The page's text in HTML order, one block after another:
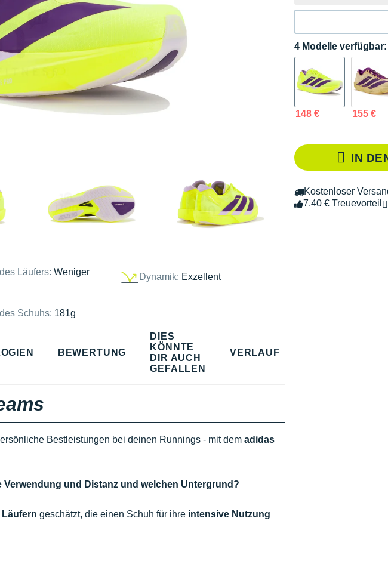
Läufers:Weniger
Dynamik: Exzellent
Schuhs: 181g
4 Modelle verfügbar:
148 € 155 €
IN
Kostenloser
7.40 € Treuevorteil
BEWERTUNG
DIES
KÖNNTE
DIR AUCH
GEFALLEN
VERLAUF
Bestleistungen bei deinen Runnings - mit dem adidas
Verwendung und Distanz und welchen Untergrund?
geschätzt, die einen Schuh für ihre intensive Nutzung